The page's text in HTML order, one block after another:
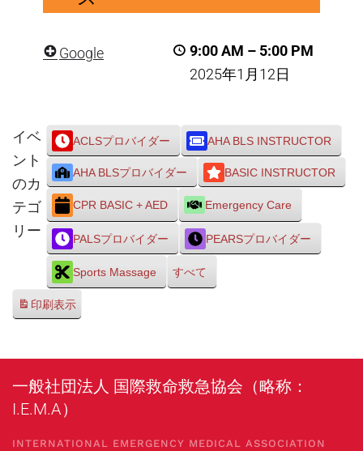
9:00 AM – 5:00 PM
2025年1月12日
Google
イベ
ント
のカ
テゴ
リー
ACLSプロバイダー AHA BLS INSTRUCTOR
AHA BLSプロバイダー BASIC INSTRUCTOR
CPR BASIC + AED Emergency Care
PALSプロバイダー PEARSプロバイダー
Sports Massage すべて
印刷表示
一般社団法人 国際救命救急協会（略称：
I.E.M.A）
INTERNATIONAL EMERGENCY MEDICAL ASSOCIATION